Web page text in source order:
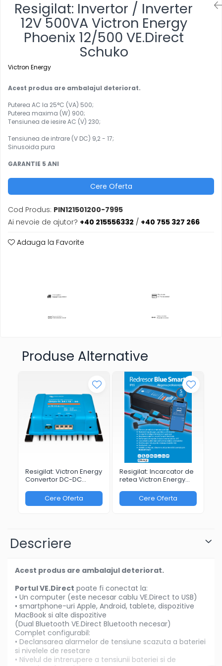
Resigilat: Invertor / Inverter
12V 500VA Victron Energy
Phoenix 12/500 VE.Direct
Schuko
Victron Energy
Acest produs are ambalajul deteriorat.
Puterea AC la 25°C (VA) 500;
Puterea maxima (W) 900;
Tensiunea de iesire AC (V) 230;
Tensiunea de intrare (V DC) 9,2 - 17;
Sinusoida pura
GARANTIE 5 ANI
Cere Oferta
Cod Produs: PIN121501200-7995
Ai nevoie de ajutor? +40 215556332 / +40 755 327 266
Adauga la Favorite
Produse Alternative
Resigilat: Victron Energy
Convertor DC-DC
(240W)Cere Oferta
Resigilat: Incarcator de
retea Victron Energy
Charger 24/13 + DC
connector
Cere Oferta
Descriere
Acest produs are ambalajul deteriorat.
Portul VE.Direct poate fi conectat la:
• Un computer (este necesar cablu VE.Direct to USB)
• smartphone-uri Apple, Android, tablete, dispozitive
MacBook si alte dispozitive
(Dual Bluetooth VE.Direct Bluetooth necesar)
Complet configurabil:
• Declansarea alarmelor de tensiune scazuta a bateriei
si nivelele de resetare
• Nivelul de intrerupere a tensiunii bateriei si de